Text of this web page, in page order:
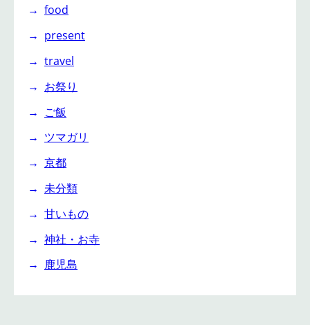
food
present
travel
お祭り
ご飯
ツマガリ
京都
未分類
甘いもの
神社・お寺
鹿児島